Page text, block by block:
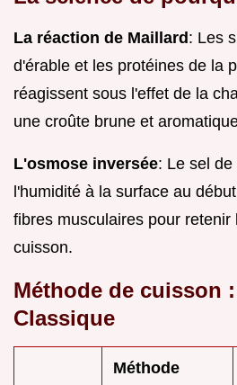
La réaction de Maillard: Les
d'érable et les protéines de la
réagissent sous l'effet de la
une croûte brune et
L'osmose inversée: Le sel
l'humidité à la surface au
fibres musculaires pour retenir
cuisson.
Méthode de cuisson
Classique
Méthode